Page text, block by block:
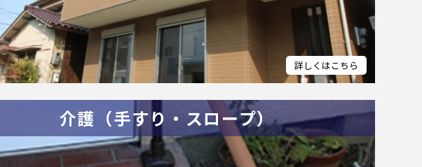
介護（手すり・スロープ）